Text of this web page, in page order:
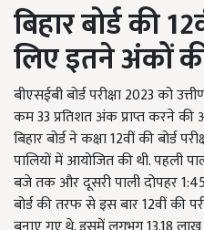
बिहार बोर्ड की
लिए इतने अंकों
बीएसईबी बोर्ड परीक्षा 2023 को
कम 33 प्रतिशत अंक प्राप्त करने
बिहार बोर्ड ने कक्षा 12वीं की बोर्ड
पालियों में आयोजित की थी. पहली
बजे तक और दूसरी पाली दोपहर
बोर्ड की तरफ से इस बार 12वीं की